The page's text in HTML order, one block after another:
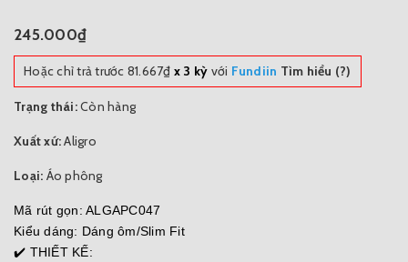
245.000₫
Hoặc chỉ trả trước 81.667₫ x 3 kỳ với Fundiin Tìm hiểu (?)
Trạng thái:Còn hàng
Xuất xứ:Aligro
Loại: Áo phông
Mã rút gọn: ALGAPC047
Kiểu dáng: Dáng ôm/Slim Fit
✔️ THIẾT KẾ: